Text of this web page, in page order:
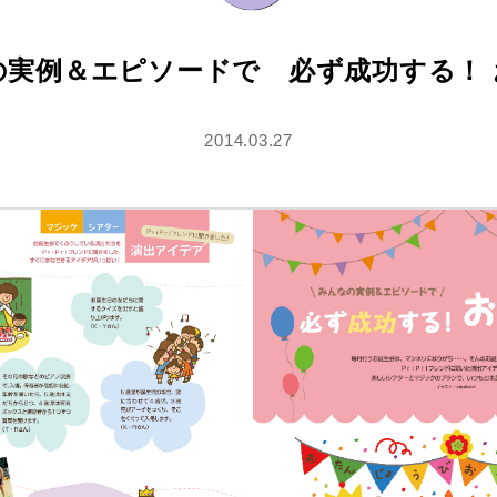
実例＆エピソードで 必ず成功する！
2014.03.27